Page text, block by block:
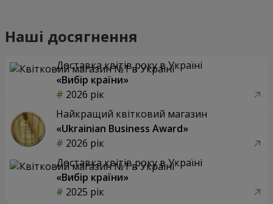
Наші досягнення
Доставка квітів року в Україні
«Вибір країни»
2026 рік
Найкращий квітковий магазин
«Ukrainian Business Award»
2026 рік
Доставка квітів року в Україні
«Вибір країни»
2025 рік